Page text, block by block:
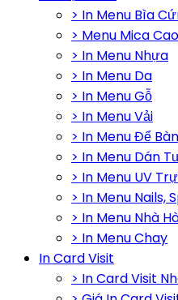
> In Menu Bìa
> Menu Mica
> In Menu Nhựa
> In Menu Da
> In Menu Gỗ
> In Menu Vải
> In Menu Để Bàn
> In Menu Dán
> In Menu UV
> In Menu Nails,
> In Menu Nhà
> In Menu Chay
In Card Visit
> In Card Visit